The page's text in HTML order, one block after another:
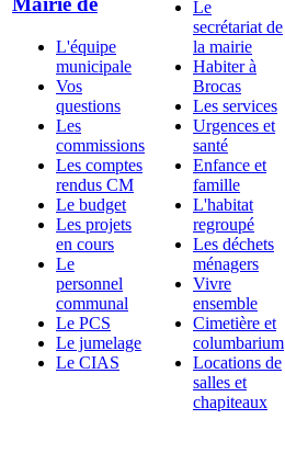
L'équipe
municipale
Vos
questions
Les
commissions
Les comptes
rendus CM
Le budget
Les projets
en cours
Le
personnel
communal
Le PCS
Le jumelage
Le CIAS
Le
secrétariat de
la mairie
Habiter à
Brocas
Les services
Urgences et
santé
Enfance et
famille
L'habitat
regroupé
Les déchets
ménagers
Vivre
ensemble
Cimetière et
columbarium
Locations de
salles et
chapiteaux